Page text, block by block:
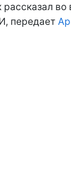
во
передает